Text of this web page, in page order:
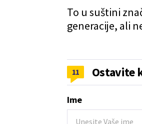
To u suštini
generacije, ali
11 Ostavite
Ime